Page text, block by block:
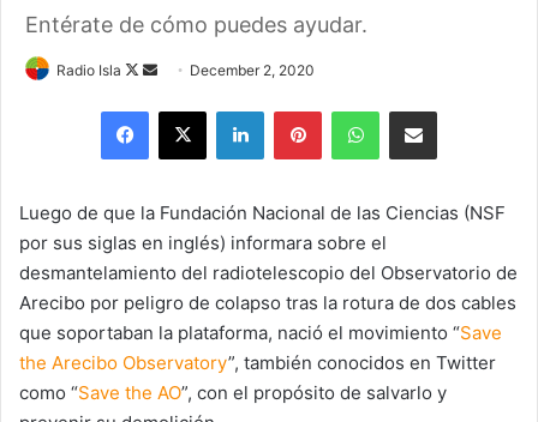
Entérate de cómo puedes ayudar.
Radio Isla
Follow
Send
email
December 2, 2020
Facebook
X LinkedInPinterestWhatsAppShare via Email
Luego de que la Fundación Nacional de las Ciencias (NSF
por sus siglas en inglés) informara sobre el
desmantelamiento del radiotelescopio del Observatorio de
Arecibo por peligro de colapso tras la rotura de dos cables
que soportaban la plataforma, nació el movimiento “Save
the Arecibo Observatory”, también conocidos en Twitter
como “Save the AO”, con el propósito de salvarlo y